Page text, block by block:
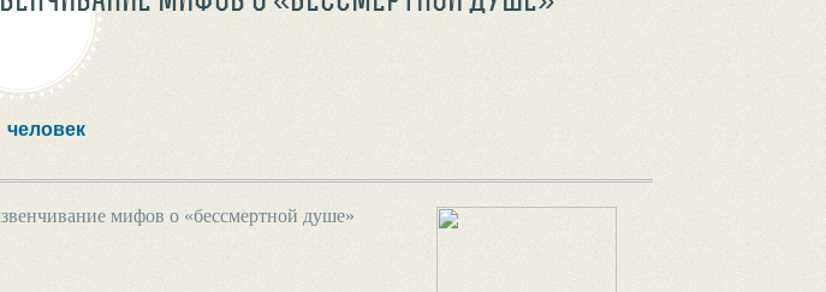
человек
мифов о «бессмертной душе»